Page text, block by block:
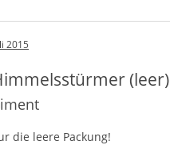
2015
(leer)
die leere Packung!